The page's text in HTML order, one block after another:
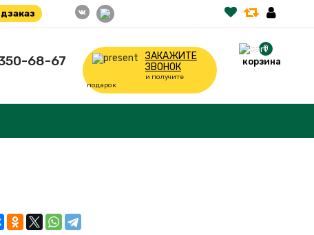
68-67
ЗАКАЖИТЕ
ЗВОНОК
и получите
подарок
0
корзина